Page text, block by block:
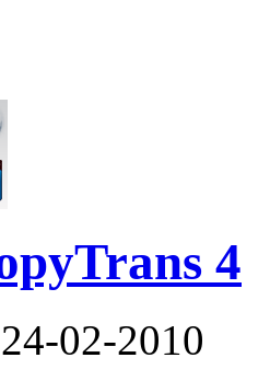
4
02-2010